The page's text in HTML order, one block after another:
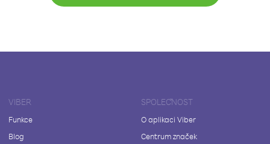
VIBER
Funkce
Blog
SPOLEČNOST
O aplikaci Viber
Centrum značek